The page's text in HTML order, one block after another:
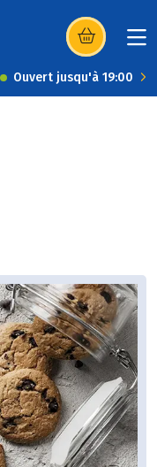
(s’ouvre dans
Ouvert jusqu'à 19:00